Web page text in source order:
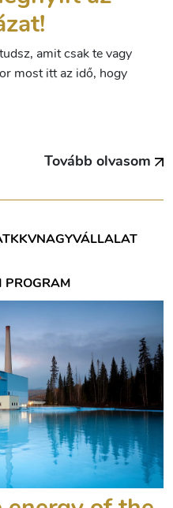
amit csak te vagy
most itt az idő, hogy
Tovább olvasom
KKVNAGYVÁLLALAT
PROGRAM